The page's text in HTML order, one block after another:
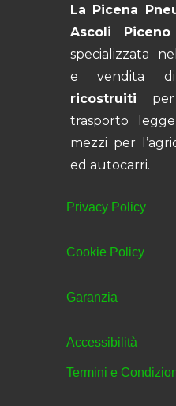
La Picena
Ascoli Piceno
specializzata
e vendita
ricostruiti per
trasporto
mezzi per
ed autocarri.
Privacy Policy
Cookie Policy
Garanzia
Accessibilità
Termini e